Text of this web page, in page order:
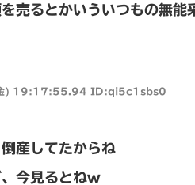
売るとかいういつもの無能
) 19:17:55.94 ID:qi5c1sbs0
産してたからね
今見るとねw